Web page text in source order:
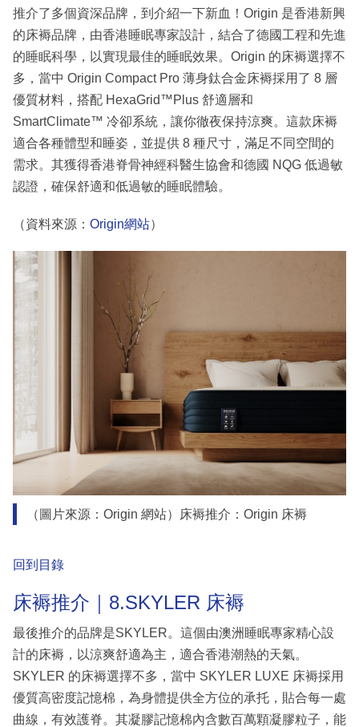
推介了多個資深品牌，到介紹一下新血！Origin 是香港新興
的床褥品牌，由香港睡眠專家設計，結合了德國工程和先進
的睡眠科學，以實現最佳的睡眠效果。Origin 的床褥選擇不
多，當中 Origin Compact Pro 薄身鈦合金床褥採用了 8 層
優質材料，搭配 HexaGrid™Plus 舒適層和
SmartClimate™ 冷卻系統，讓你徹夜保持涼爽。這款床褥
適合各種體型和睡姿，並提供 8 種尺寸，滿足不同空間的
需求。其獲得香港脊骨神經科醫生協會和德國 NQG 低過敏
認證，確保舒適和低過敏的睡眠體驗。
（資料來源： Origin網站）
（圖片來源：Origin 網站）床褥推介：Origin 床褥
回到目錄
床褥推介｜8.SKYLER 床褥
最後推介的品牌是SKYLER。這個由澳洲睡眠專家精心設
計的床褥，以涼爽舒適為主，適合香港潮熱的天氣。
SKYLER 的床褥選擇不多，當中 SKYLER LUXE 床褥採用
優質高密度記憶棉，為身體提供全方位的承托，貼合每一處
曲線，有效護脊。其凝膠記憶棉內含數百萬顆凝膠粒子，能